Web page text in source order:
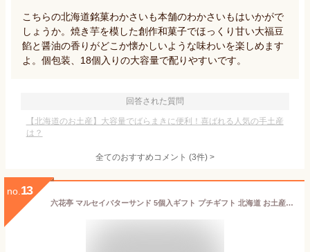
こちらの北海道銘菓わかさいも本舗のわかさいもはいかがで
しょうか。焼き芋を模した創作和菓子でほっくり甘い大福豆
餡と醤油の香りがどこか懐かしいような味わいを楽しめます
よ。個包装、18個入りの大容量で配りやすいです。
回答された質問
【北海道のお土産】大容量でばらまきに便利！喜ばれる人気の手土産
は？
全てのおすすめコメント (3件) >
no. 13
六花亭 マルセイバターサンド 5個入ギフト プチギフト 北海道 お土産 スイーツ レーズンサンド お茶請け サンドクッキー 帯広 土産 お菓子 洋菓子 誕生日 内祝い 個包装 退職 お祝い 転勤 お礼 お返し 御供 感謝 有名 定番